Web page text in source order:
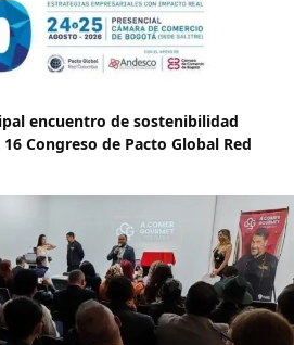
encuentro de sostenibilidad
Congreso de Pacto Global Red